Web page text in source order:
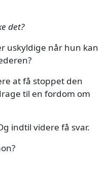
det?
uskyldige når hun kan
at få stoppet den
til en fordom om
indtil videre få svar.